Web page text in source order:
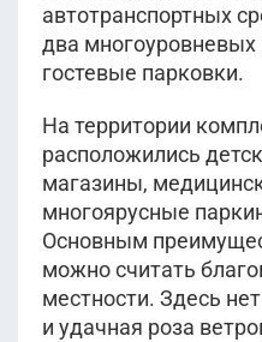
автотранспортных
два
гостевые парковки.
На территории
расположились
магазины,
многоярусные
Основным
можно считать
местности. Здесь
и удачная роза